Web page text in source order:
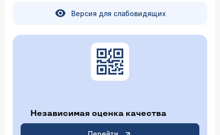
Версия для слабовидящих
Независимая оценка качества